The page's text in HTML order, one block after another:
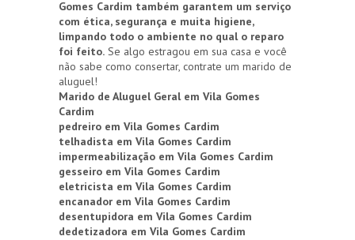
Gomes Cardim também garantem um serviço
com ética, segurança e muita higiene,
limpando todo o ambiente no qual o reparo
foi feito. Se algo estragou em sua casa e você
não sabe como consertar, contrate um marido de
aluguel!
Marido de Aluguel Geral em Vila Gomes
Cardim
pedreiro em Vila Gomes Cardim
telhadista em Vila Gomes Cardim
impermeabilização em Vila Gomes Cardim
gesseiro em Vila Gomes Cardim
eletricista em Vila Gomes Cardim
encanador em Vila Gomes Cardim
desentupidora em Vila Gomes Cardim
dedetizadora em Vila Gomes Cardim